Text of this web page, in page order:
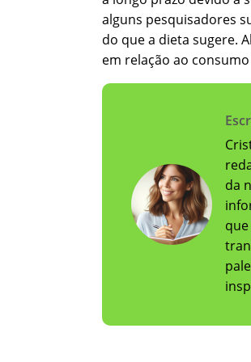
alguns pesquisadores
do que a dieta sugere.
em relação ao
da